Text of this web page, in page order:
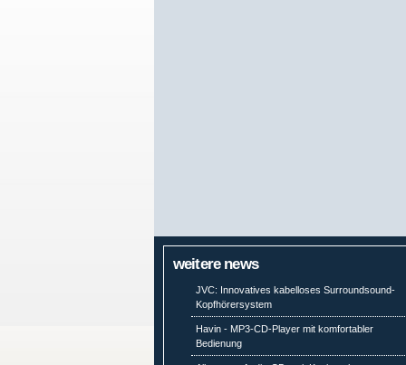
weitere news
JVC: Innovatives kabelloses Surroundsound-
Kopfhörersystem
Havin - MP3-CD-Player mit komfortabler
Bedienung